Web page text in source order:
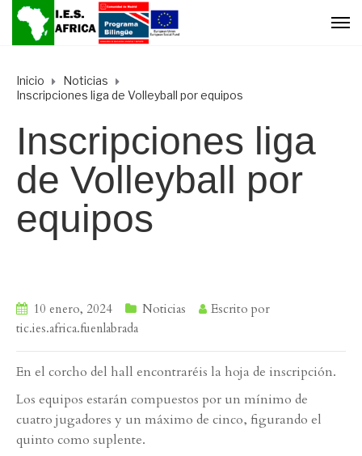
Inicio
Noticias
Inscripciones liga de Volleyball por equipos
Inscripciones liga
de Volleyball por
equipos
10 enero, 2024 Noticias
Escrito por
tic.ies.africa.fuenlabrada
En el corcho del hall encontraréis la hoja de inscripción.
Los equipos estarán compuestos por un mínimo de
cuatro jugadores y un máximo de cinco, figurando el
quinto como suplente.